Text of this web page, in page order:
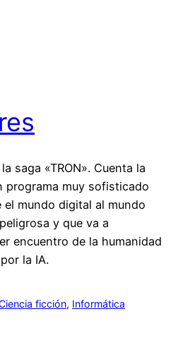
saga «TRON». Cuenta la
programa muy sofisticado
el mundo digital al mundo
y que va a
encuentro de la humanidad
la IA.
ficción, Informática